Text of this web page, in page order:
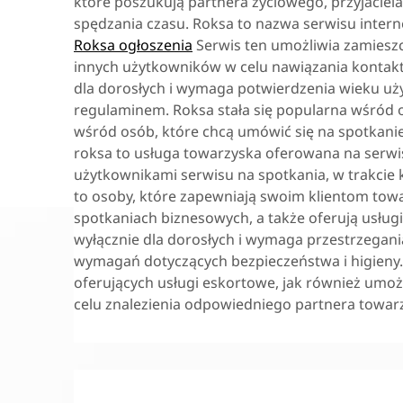
spędzania czasu. Roksa to nazwa serwisu
Roksa ogłoszenia Serwis ten umożliwia
innych użytkowników w celu nawiązania
dla dorosłych i wymaga potwierdzenia wieku
regulaminem. Roksa stała się popularna
wśród osób, które chcą umówić się na
roksa to usługa towarzyska oferowana na
użytkownikami serwisu na spotkania, w
to osoby, które zapewniają swoim klientom
spotkaniach biznesowych, a także oferują
wyłącznie dla dorosłych i wymaga
wymagań dotyczących bezpieczeństwa i
oferujących usługi eskortowe, jak również
celu znalezienia odpowiedniego partnera